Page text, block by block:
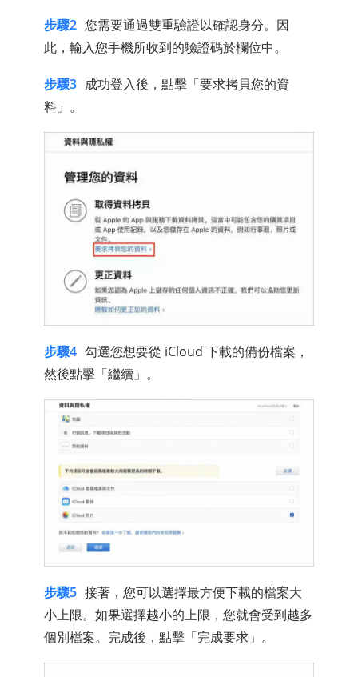
步驟2 您需要通過雙重驗證以確認身分。因
此，輸入您手機所收到的驗證碼於欄位中。
步驟3 成功登入後，點擊「要求拷貝您的資
料」。
步驟4 勾選您想要從 iCloud 下載的備份檔案，
然後點擊「繼續」。
步驟5 接著，您可以選擇最方便下載的檔案大
小上限。如果選擇越小的上限，您就會受到越多
個別檔案。完成後，點擊「完成要求」。